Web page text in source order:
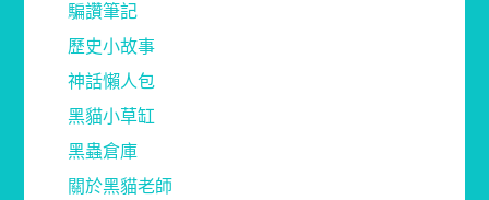
騙讚筆記
歷史小故事
神話懶人包
黑貓小草缸
黑蟲倉庫
關於黑貓老師